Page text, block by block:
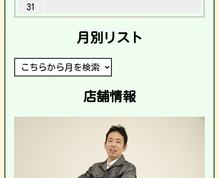
31
月別リスト
店舗情報